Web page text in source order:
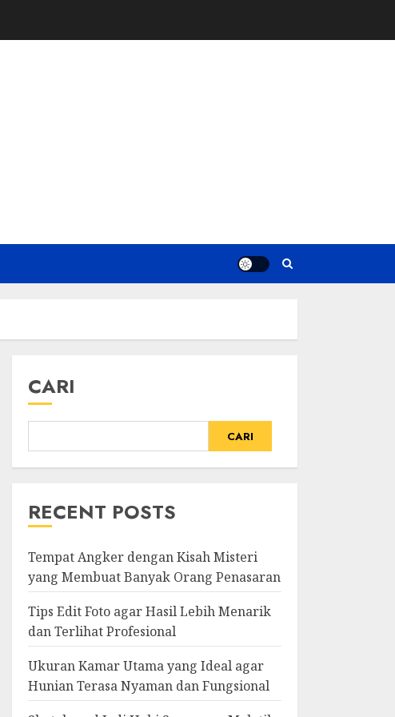
CARI
CARI
RECENT POSTS
Tempat Angker dengan Kisah Misteri
yang Membuat Banyak Orang Penasaran
Tips Edit Foto agar Hasil Lebih Menarik
dan Terlihat Profesional
Ukuran Kamar Utama yang Ideal agar
Hunian Terasa Nyaman dan Fungsional